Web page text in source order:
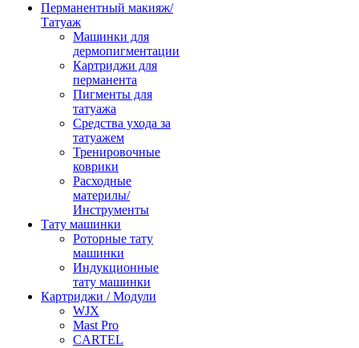
Перманентный макияж/
Татуаж
Машинки для
дермопигментации
Картриджи для
перманента
Пигменты для
татуажа
Средства ухода за
татуажем
Тренировочные
коврики
Расходные
материлы/
Инструменты
Тату машинки
Роторные тату
машинки
Индукционные
тату машинки
Картриджи / Модули
WJX
Mast Pro
CARTEL